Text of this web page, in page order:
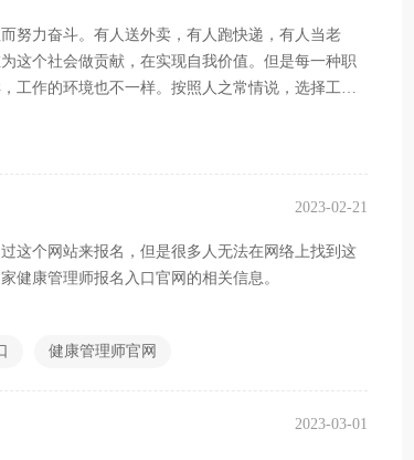
努力奋斗。有人送外卖，有人跑快递，有人当老
这个社会做贡献，在实现自我价值。但是每一种职
工作的环境也不一样。按照人之常情说，选择工作
2023-02-21
这个网站来报名，但是很多人无法在网络上找到这
健康管理师报名入口官网的相关信息。
健康管理师官网
2023-03-01